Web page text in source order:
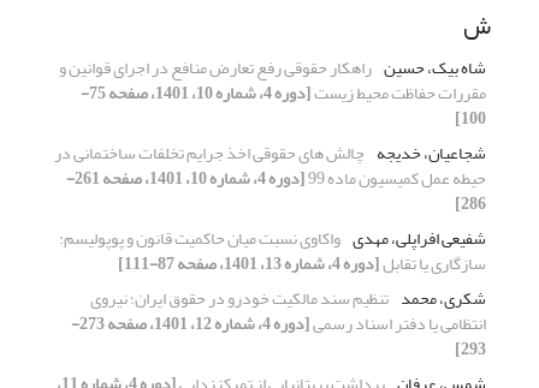
ش
شاه بیک، حسین راهکار حقوقی رفع تعارض منافع در اجرای قوانین و
مقررات حفاظت محیط زیست [دوره 4، شماره 10، 1401، صفحه 75-
100]
شجاعیان، خدیجه چالش های حقوقی اخذ جرایم تخلفات ساختمانی در
حیطه عمل کمیسیون ماده 99 [دوره 4، شماره 10، 1401، صفحه 261-
286]
شفیعی افراپلی، مهدی واکاوی نسبت میان حاکمیت قانون و پوپولیسم:
سازگاری یا تقابل[دوره 4، شماره 13، 1401، صفحه 87-111]
شکری، محمد تنظیم سند مالکیت خودرو در حقوق ایران؛ نیروی
انتظامی یا دفتر اسناد رسمی [دوره 4، شماره 12، 1401، صفحه 273-
293]